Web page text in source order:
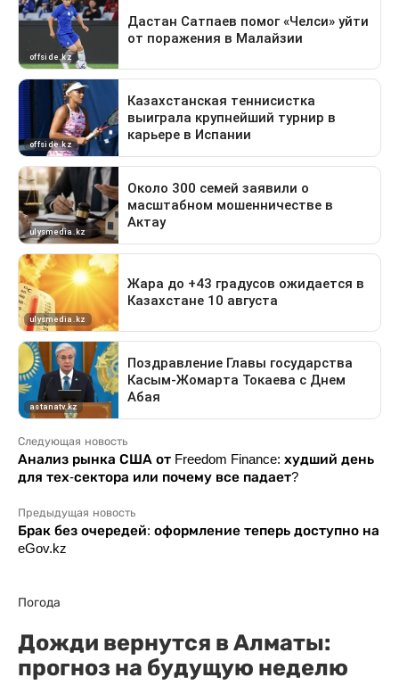
Следующая новость
Анализ рынка США от Freedom Finance: худший день
для тех-сектора или почему все падает?
Предыдущая новость
Брак без очередей: оформление теперь доступно на
eGov.kz
Погода
Дожди вернутся в Алматы:
прогноз на будущую неделю